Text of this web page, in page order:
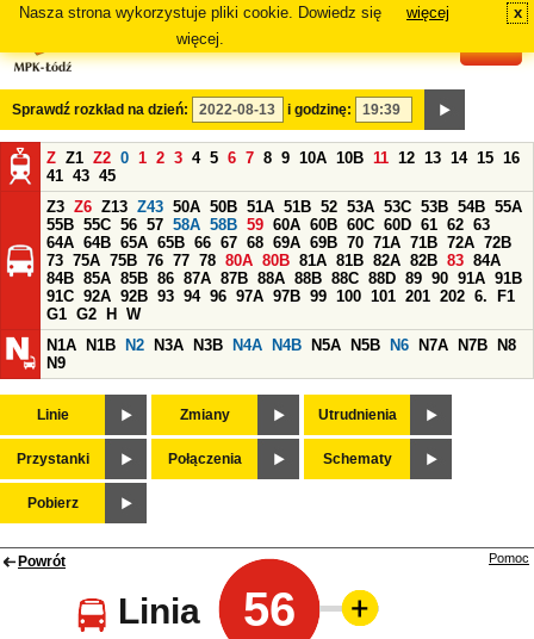
Nasza strona wykorzystuje pliki cookie. Dowiedz się
więcej.
więcej x
Sprawdź rozkład na dzień: i godzinę:
Z Z1 Z2 0 1 2 3 4 5 6 7 8 9 10A 10B 11 12 13 14 15 16
41 43 45
Z3 Z6 Z13 Z43 50A 50B 51A 51B 52 53A 53C 53B 54B 55A
55B 55C 56 57 58A 58B 59 60A 60B 60C 60D 61 62 63
64A 64B 65A 65B 66 67 68 69A 69B 70 71A 71B 72A 72B
73 75A 75B 76 77 78 80A 80B 81A 81B 82A 82B 83 84A
84B 85A 85B 86 87A 87B 88A 88B 88C 88D 89 90 91A 91B
91C 92A 92B 93 94 96 97A 97B 99 100 101 201 202 6.
F1
G1 G2 H
W
N1A
N1B N2 N3A N3B N4A N4B N5A N5B N6 N7A N7B
N8
N9
Linie Zmiany Utrudnienia
Przystanki Połączenia Schematy
Pobierz
Powrót
Linia 56
Pomoc